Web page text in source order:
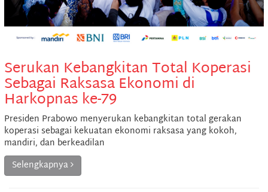
Serukan Kebangkitan Total Koperasi
Sebagai Raksasa Ekonomi di
Harkopnas ke-79
Presiden Prabowo menyerukan kebangkitan total gerakan
koperasi sebagai kekuatan ekonomi raksasa yang kokoh,
mandiri, dan berkeadilan
Selengkapnya